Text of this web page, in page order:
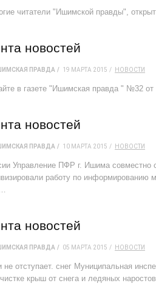
читатели "Ишимской правды",
новостей
ПРАВДА 19 МАРТА 2015 НОВОСТИ
в газете "Ишимская правда " №32
новостей
ПРАВДА 10 МАРТА 2015 НОВОСТИ
Управление ПФР г. Ишима
работу по информированию
новостей
ПРАВДА 05 МАРТА 2015 НОВОСТИ
не отступает. снег Муниципальная
крыш от снега и ледяных